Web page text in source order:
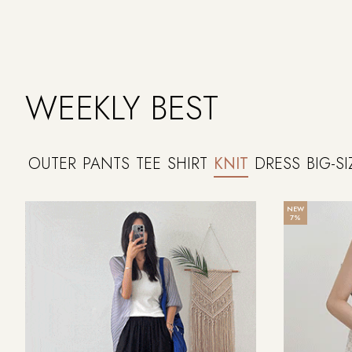
WEEKLY BEST
OUTER PANTS TEE SHIRT KNIT DRESS BIG-